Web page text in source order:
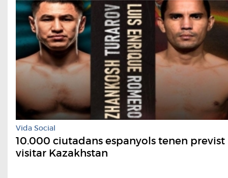
Vida Social
10.000 ciutadans espanyols tenen previst
visitar Kazakhstan